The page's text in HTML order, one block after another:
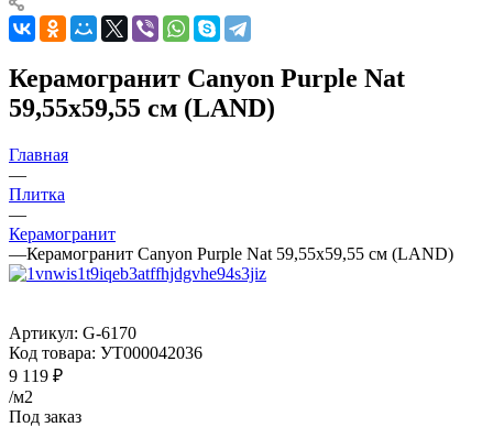
Керамогранит Canyon Purple Nat
59,55x59,55 см (LAND)
Главная
—
Плитка
—
Керамогранит
—Керамогранит Canyon Purple Nat 59,55x59,55 см (LAND)
Артикул: G-6170
Код товара: УТ000042036
9 119 ₽
/м2
Под заказ